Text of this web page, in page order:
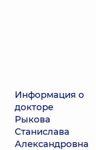
Информация о
докторе
Рыкова
Станислава
Александровна